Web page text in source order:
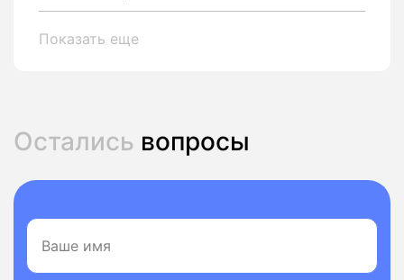
Показать еще
Остались вопросы